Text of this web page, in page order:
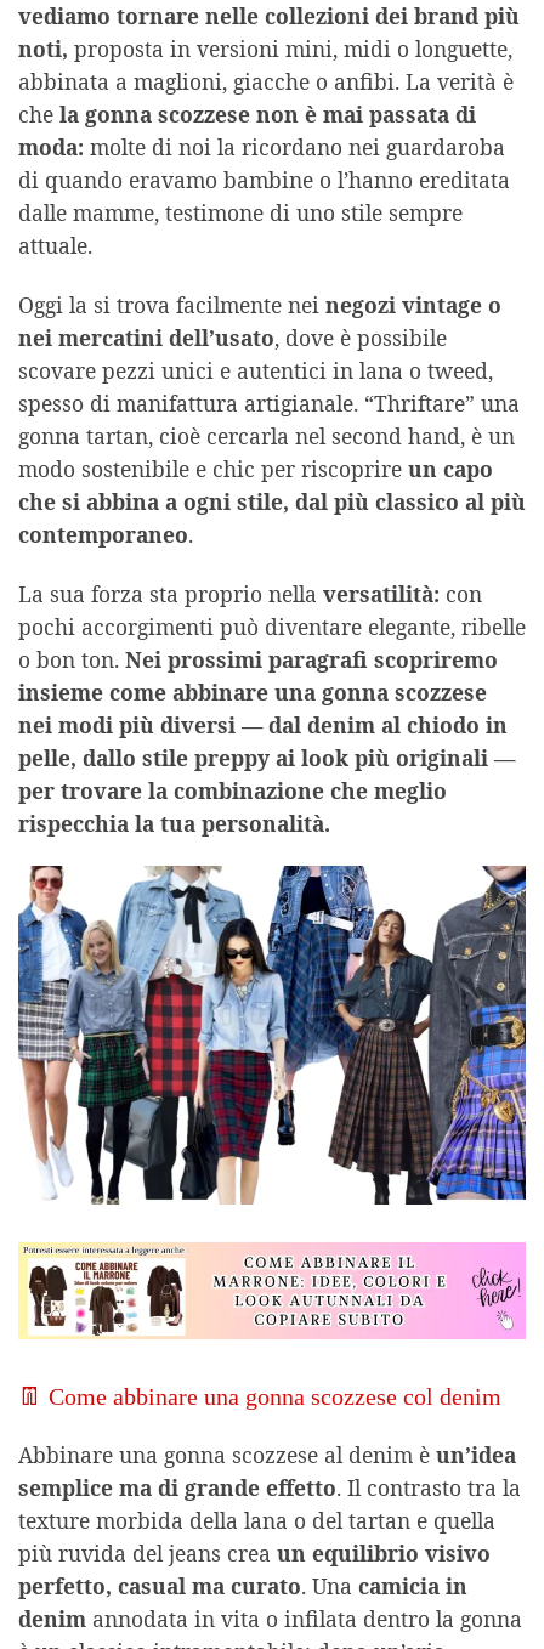
vediamo tornare nelle collezioni dei brand più
noti, proposta in versioni mini, midi o longuette,
abbinata a maglioni, giacche o anfibi. La verità è
che la gonna scozzese non è mai passata di
moda: molte di noi la ricordano nei guardaroba
di quando eravamo bambine o l’hanno ereditata
dalle mamme, testimone di uno stile sempre
attuale.
Oggi la si trova facilmente nei negozi vintage o
nei mercatini dell’usato, dove è possibile
scovare pezzi unici e autentici in lana o tweed,
spesso di manifattura artigianale. “Thriftare” una
gonna tartan, cioè cercarla nel second hand, è un
modo sostenibile e chic per riscoprire un capo
che si abbina a ogni stile, dal più classico al più
contemporaneo.
La sua forza sta proprio nella versatilità: con
pochi accorgimenti può diventare elegante, ribelle
o bon ton. Nei prossimi paragrafi scopriremo
insieme come abbinare una gonna scozzese
nei modi più diversi — dal denim al chiodo in
pelle, dallo stile preppy ai look più originali —
per trovare la combinazione che meglio
rispecchia la tua personalità.
👖 Come abbinare una gonna scozzese col denim
Abbinare una gonna scozzese al denim è un’idea
semplice ma di grande effetto. Il contrasto tra la
texture morbida della lana o del tartan e quella
più ruvida del jeans crea un equilibrio visivo
perfetto, casual ma curato. Una camicia in
denim annodata in vita o infilata dentro la gonna